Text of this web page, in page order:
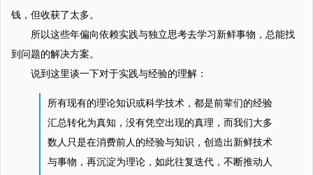
钱，但收获了太多。
所以这些年偏向依赖实践与独立思考去学习新鲜事物，总能找
到问题的解决方案。
说到这里谈一下对于实践与经验的理解：
所有现有的理论知识或科学技术，都是前辈们的经验
汇总转化为真知，没有凭空出现的真理，而我们大多
数人只是在消费前人的经验与知识，创造出新鲜技术
与事物，再沉淀为理论，如此往复迭代，不断推动人